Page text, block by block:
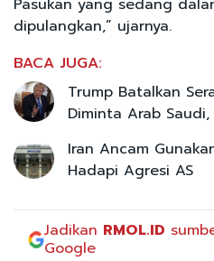
Pasukan yang sedang
dipulangkan,” ujarnya.
BACA JUGA:
Trump Batalkan
Diminta Arab
Iran Ancam
Hadapi Agresi AS
Jadikan RMOL.ID
Google